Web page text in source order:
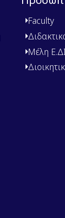
Faculty
Μέλη